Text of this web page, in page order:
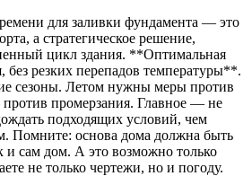
для заливки фундамента — это
а стратегическое решение,
цикл здания. **Оптимальная
без резких перепадов температуры**.
сезоны. Летом нужны меры против
промерзания. Главное — не
подходящих условий, чем
Помните: основа дома должна быть
и сам дом. А это возможно только
не только чертежи, но и погоду.